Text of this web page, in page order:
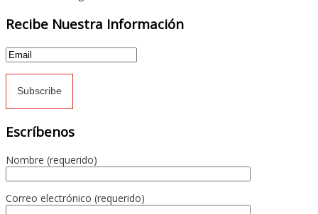
Recibe Nuestra Información
Escríbenos
Nombre (requerido)
Correo electrónico (requerido)